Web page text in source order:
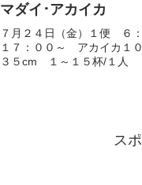
マダイ･アカイカ
７月２４日（金）１便 ６
１７：００～ アカイカ１
３５cm １～１５杯/１人
ス